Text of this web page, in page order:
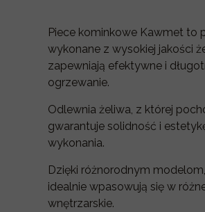
Piece kominkowe Kawmet to
wykonane z wysokiej jakości
zapewniają efektywne i
ogrzewanie.
Odlewnia żeliwa, z której
gwarantuje solidność i
wykonania.
Dzięki różnorodnym
idealnie wpasowują się w
wnętrzarskie.